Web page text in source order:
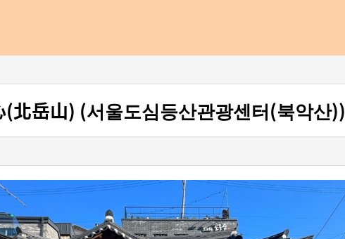
北岳山) (서울도심등산관광센터(북악산))